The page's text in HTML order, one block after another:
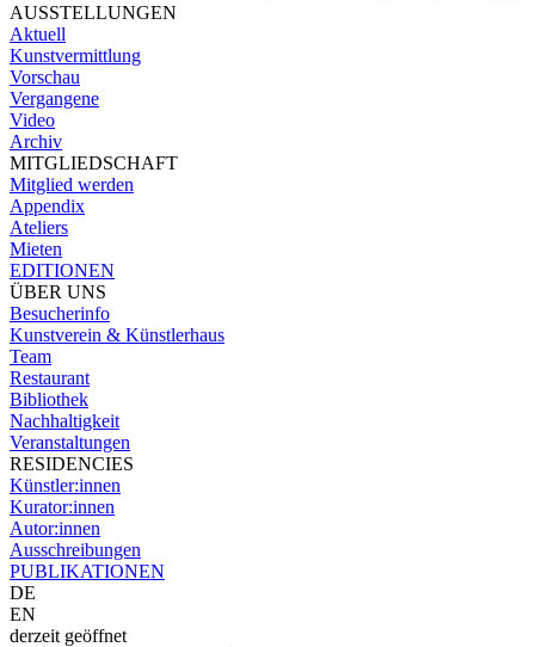
AUSSTELLUNGEN
Aktuell
Kunstvermittlung
Vorschau
Vergangene
Video
Archiv
MITGLIEDSCHAFT
Mitglied werden
Appendix
Ateliers
Mieten
EDITIONEN
ÜBER UNS
Besucherinfo
Kunstverein & Künstlerhaus
Team
Restaurant
Bibliothek
Nachhaltigkeit
Veranstaltungen
RESIDENCIES
Künstler:innen
Kurator:innen
Autor:innen
Ausschreibungen
PUBLIKATIONEN
DE
EN
derzeit geöffnet